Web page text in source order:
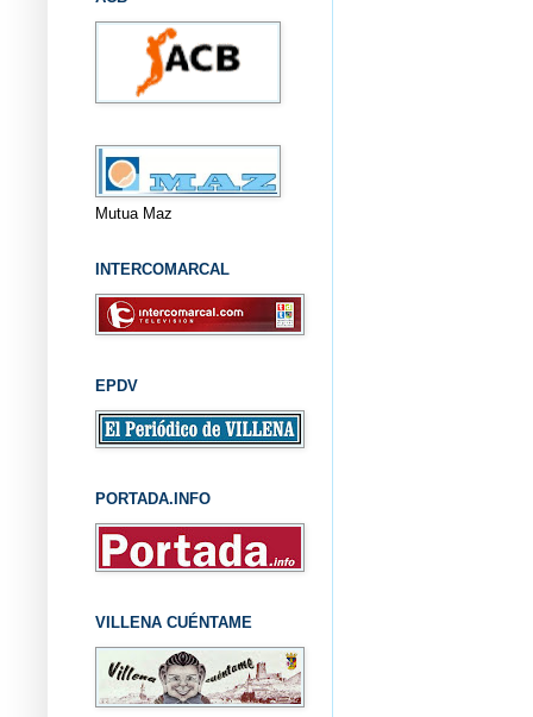
Mutua Maz
INTERCOMARCAL
EPDV
PORTADA.INFO
VILLENA CUÉNTAME